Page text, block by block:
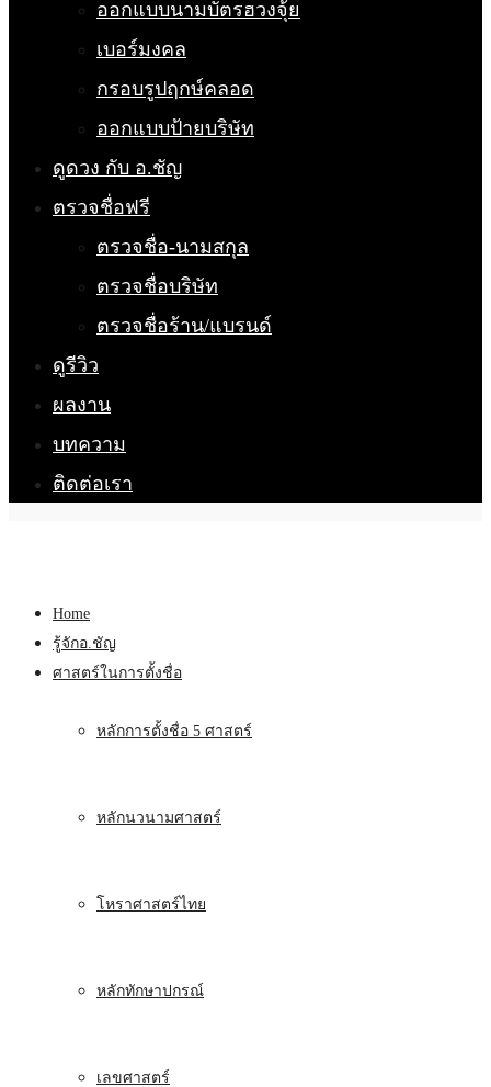
ออกแบบนามบัตรฮวงจุ้ย
เบอร์มงคล
กรอบรูปฤกษ์คลอด
ออกแบบป้ายบริษัท
ดูดวง กับ อ.ชัญ
ตรวจชื่อฟรี
ตรวจชื่อ-นามสกุล
ตรวจชื่อบริษัท
ตรวจชื่อร้าน/แบรนด์
ดูรีวิว
ผลงาน
บทความ
ติดต่อเรา
Home
รู้จักอ.ชัญ
ศาสตร์ในการตั้งชื่อ
หลักการตั้งชื่อ 5 ศาสตร์
หลักนวนามศาสตร์
โหราศาสตร์ไทย
หลักทักษาปกรณ์
เลขศาสตร์